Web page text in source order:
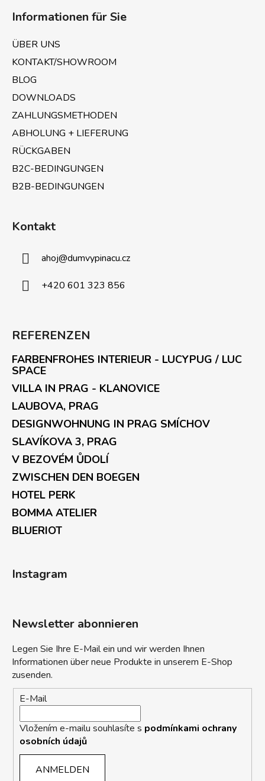
Informationen für Sie
ÜBER UNS
KONTAKT/SHOWROOM
BLOG
DOWNLOADS
ZAHLUNGSMETHODEN
ABHOLUNG + LIEFERUNG
RÜCKGABEN
B2C-BEDINGUNGEN
B2B-BEDINGUNGEN
Kontakt
ahoj@dumvypinacu.cz
+420 601 323 856
REFERENZEN
FARBENFROHES INTERIEUR - LUCYPUG / LUC
SPACE
VILLA IN PRAG - KLANOVICE
LAUBOVA, PRAG
DESIGNWOHNUNG IN PRAG SMÍCHOV
SLAVÍKOVA 3, PRAG
V BEZOVÉM ŮDOLÍ
ZWISCHEN DEN BOEGEN
HOTEL PERK
BOMMA ATELIER
BLUERIOT
Instagram
Newsletter abonnieren
Legen Sie Ihre E-Mail ein und wir werden Ihnen
Informationen über neue Produkte in unserem E-Shop
zusenden.
E-Mail
Vložením e-mailu souhlasíte s podmínkami ochrany
osobních údajů
ANMELDEN